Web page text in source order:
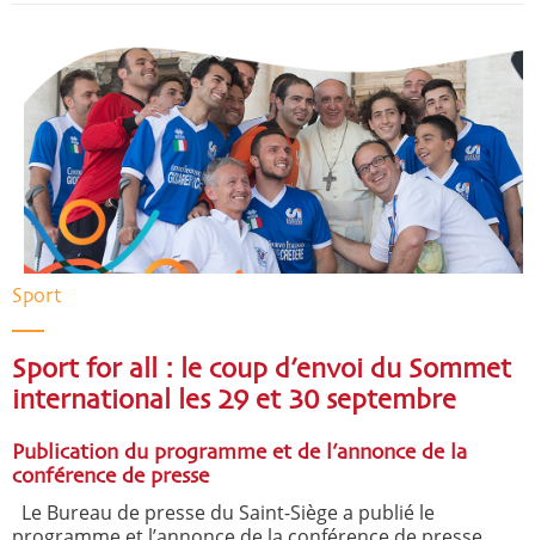
Sport
Sport for all : le coup d’envoi du Sommet
international les 29 et 30 septembre
Publication du programme et de l’annonce de la
conférence de presse
Le Bureau de presse du Saint-Siège a publié le